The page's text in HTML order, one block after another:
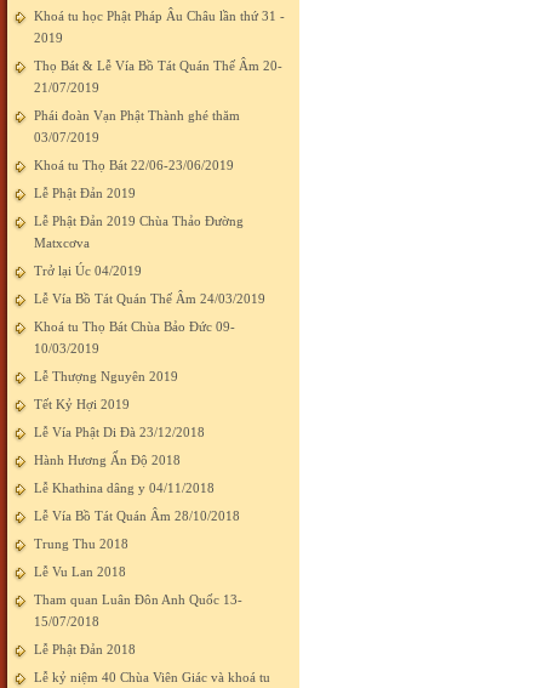
Khoá tu học Phật Pháp Âu Châu lần thứ 31 -
2019
Thọ Bát & Lễ Vía Bồ Tát Quán Thế Âm 20-
21/07/2019
Phái đoàn Vạn Phật Thành ghé thăm
03/07/2019
Khoá tu Thọ Bát 22/06-23/06/2019
Lễ Phật Đản 2019
Lễ Phật Đản 2019 Chùa Thảo Đường
Matxcơva
Trở lại Úc 04/2019
Lễ Vía Bồ Tát Quán Thế Âm 24/03/2019
Khoá tu Thọ Bát Chùa Bảo Đức 09-
10/03/2019
Lễ Thượng Nguyên 2019
Tết Kỷ Hợi 2019
Lễ Vía Phật Di Đà 23/12/2018
Hành Hương Ấn Độ 2018
Lễ Khathina dâng y 04/11/2018
Lễ Vía Bồ Tát Quán Âm 28/10/2018
Trung Thu 2018
Lễ Vu Lan 2018
Tham quan Luân Đôn Anh Quốc 13-
15/07/2018
Lễ Phật Đản 2018
Lễ kỷ niệm 40 Chùa Viên Giác và khoá tu